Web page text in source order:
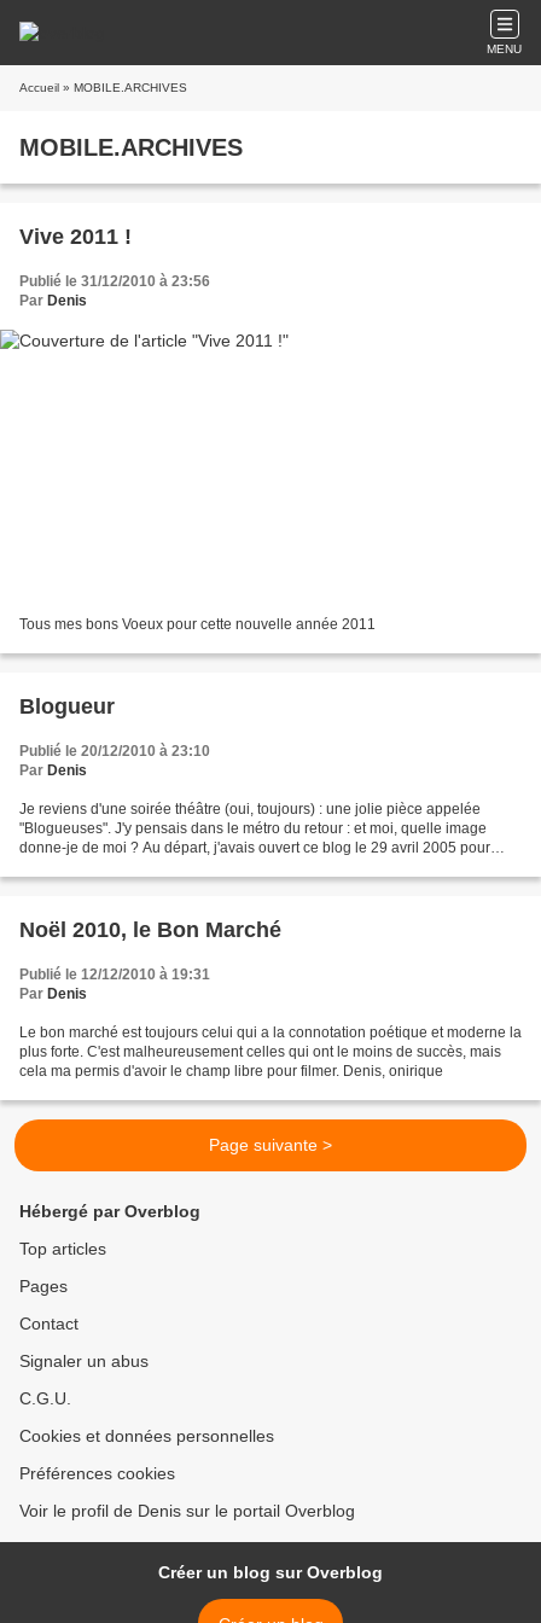
MENU
Accueil » MOBILE.ARCHIVES
MOBILE.ARCHIVES
Vive 2011 !
Publié le 31/12/2010 à 23:56
Par Denis
Tous mes bons Voeux pour cette nouvelle année 2011
Blogueur
Publié le 20/12/2010 à 23:10
Par Denis
Je reviens d'une soirée théâtre (oui, toujours) : une jolie pièce appelée
"Blogueuses". J'y pensais dans le métro du retour : et moi, quelle image
donne-je de moi ? Au départ, j'avais ouvert ce blog le 29 avril 2005 pour
Noël 2010, le Bon Marché
Publié le 12/12/2010 à 19:31
Par Denis
Le bon marché est toujours celui qui a la connotation poétique et moderne la
plus forte. C'est malheureusement celles qui ont le moins de succès, mais
cela ma permis d'avoir le champ libre pour filmer. Denis, onirique
Page suivante >
Hébergé par Overblog
Top articles
Pages
Contact
Signaler un abus
C.G.U.
Cookies et données personnelles
Préférences cookies
Voir le profil de Denis sur le portail Overblog
Créer un blog sur Overblog